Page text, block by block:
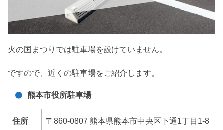
火の国まつりでは駐車場を設けていません。
ですので、近くの駐車場をご紹介します。
熊本市役所駐車場
住所 〒860-0807 熊本県熊本市中央区下通1丁目1-8